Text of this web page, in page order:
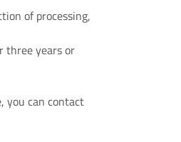
of processing,
three years or
you can contact